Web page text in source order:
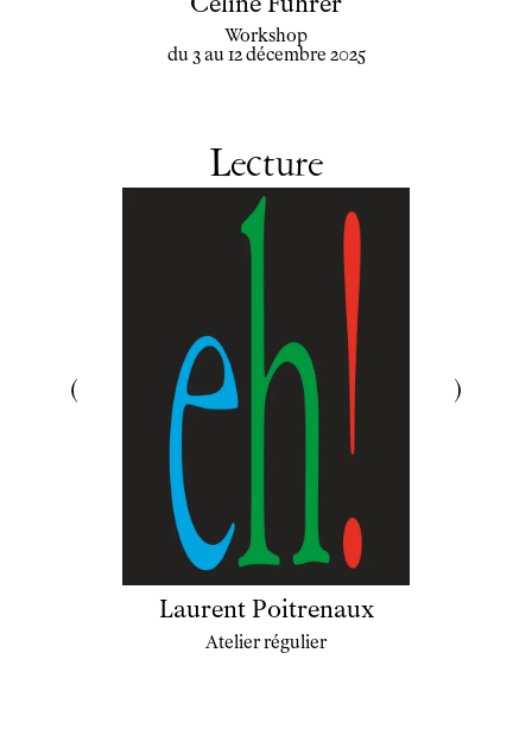
Workshop
du 3 au 12 décembre 2025
Lecture
Laurent Poitrenaux
Atelier régulier